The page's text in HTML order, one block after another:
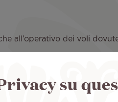
all’operativo dei voli
partenza da Papeete era
da Papeete con il numero
per 16 agosto alle 08:20.
su